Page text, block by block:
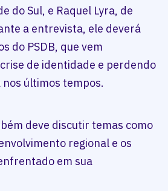
do Sul, e Raquel Lyra, de
a entrevista, ele deverá
do PSDB, que vem
de identidade e perdendo
últimos tempos.
deve discutir temas como
regional e os
em sua